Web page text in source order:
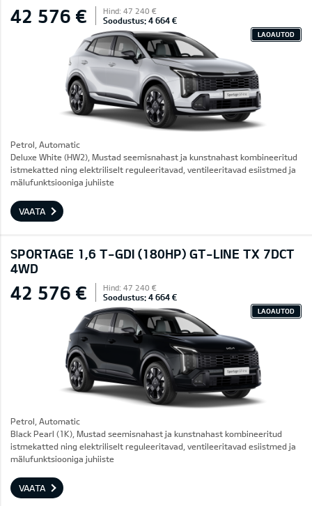
42 576 € Hind: 47 240 €
Soodustus: 4 664 €
LAOAUTOD
Petrol, Automatic
Deluxe White (HW2), Mustad seemisnahast ja kunstnahast kombineeritud
istmekatted ning elektriliselt reguleeritavad, ventileeritavad esiistmed ja
mälufunktsiooniga juhiiste
VAATA
SPORTAGE 1,6 T-GDI (180HP) GT-LINE TX 7DCT
4WD
42 576 € Hind: 47 240 €
Soodustus: 4 664 €
LAOAUTOD
Petrol, Automatic
Black Pearl (1K), Mustad seemisnahast ja kunstnahast kombineeritud
istmekatted ning elektriliselt reguleeritavad, ventileeritavad esiistmed ja
mälufunktsiooniga juhiiste
VAATA